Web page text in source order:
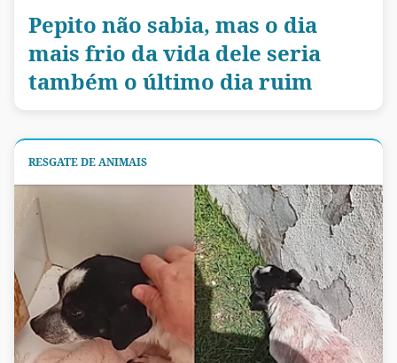
Pepito não sabia, mas o dia
mais frio da vida dele seria
também o último dia ruim
RESGATE DE ANIMAIS